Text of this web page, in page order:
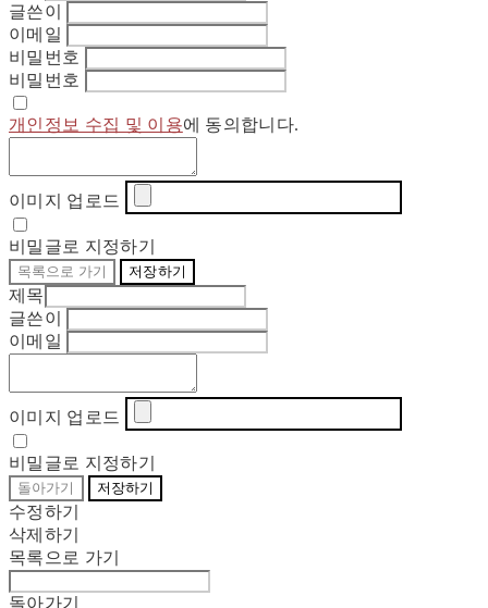
글쓴이
이메일
비밀번호
비밀번호
개인정보 수집 및 이용에 동의합니다.
이미지 업로드
비밀글로 지정하기
목록으로 가기 저장하기
제목
글쓴이
이메일
이미지 업로드
비밀글로 지정하기
돌아가기 저장하기
수정하기
삭제하기
목록으로 가기
돌아가기